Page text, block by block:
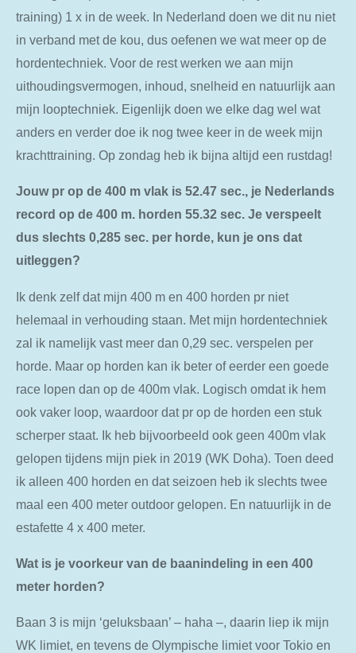
training) 1 x in de week. In Nederland doen we dit nu niet
in verband met de kou, dus oefenen we wat meer op de
hordentechniek. Voor de rest werken we aan mijn
uithoudingsvermogen, inhoud, snelheid en natuurlijk aan
mijn looptechniek. Eigenlijk doen we elke dag wel wat
anders en verder doe ik nog twee keer in de week mijn
krachttraining. Op zondag heb ik bijna altijd een rustdag!
Jouw pr op de 400 m vlak is 52.47 sec., je Nederlands
record op de 400 m. horden 55.32 sec. Je verspeelt
dus slechts 0,285 sec. per horde, kun je ons dat
uitleggen?
Ik denk zelf dat mijn 400 m en 400 horden pr niet
helemaal in verhouding staan. Met mijn hordentechniek
zal ik namelijk vast meer dan 0,29 sec. verspelen per
horde. Maar op horden kan ik beter of eerder een goede
race lopen dan op de 400m vlak. Logisch omdat ik hem
ook vaker loop, waardoor dat pr op de horden een stuk
scherper staat. Ik heb bijvoorbeeld ook geen 400m vlak
gelopen tijdens mijn piek in 2019 (WK Doha). Toen deed
ik alleen 400 horden en dat seizoen heb ik slechts twee
maal een 400 meter outdoor gelopen. En natuurlijk in de
estafette 4 x 400 meter.
Wat is je voorkeur van de baanindeling in een 400
meter horden?
Baan 3 is mijn ‘geluksbaan’ – haha –, daarin liep ik mijn
WK limiet, en tevens de Olympische limiet voor Tokio en